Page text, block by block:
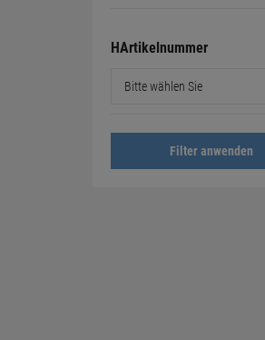
HArtikelnummer
Filter anwenden